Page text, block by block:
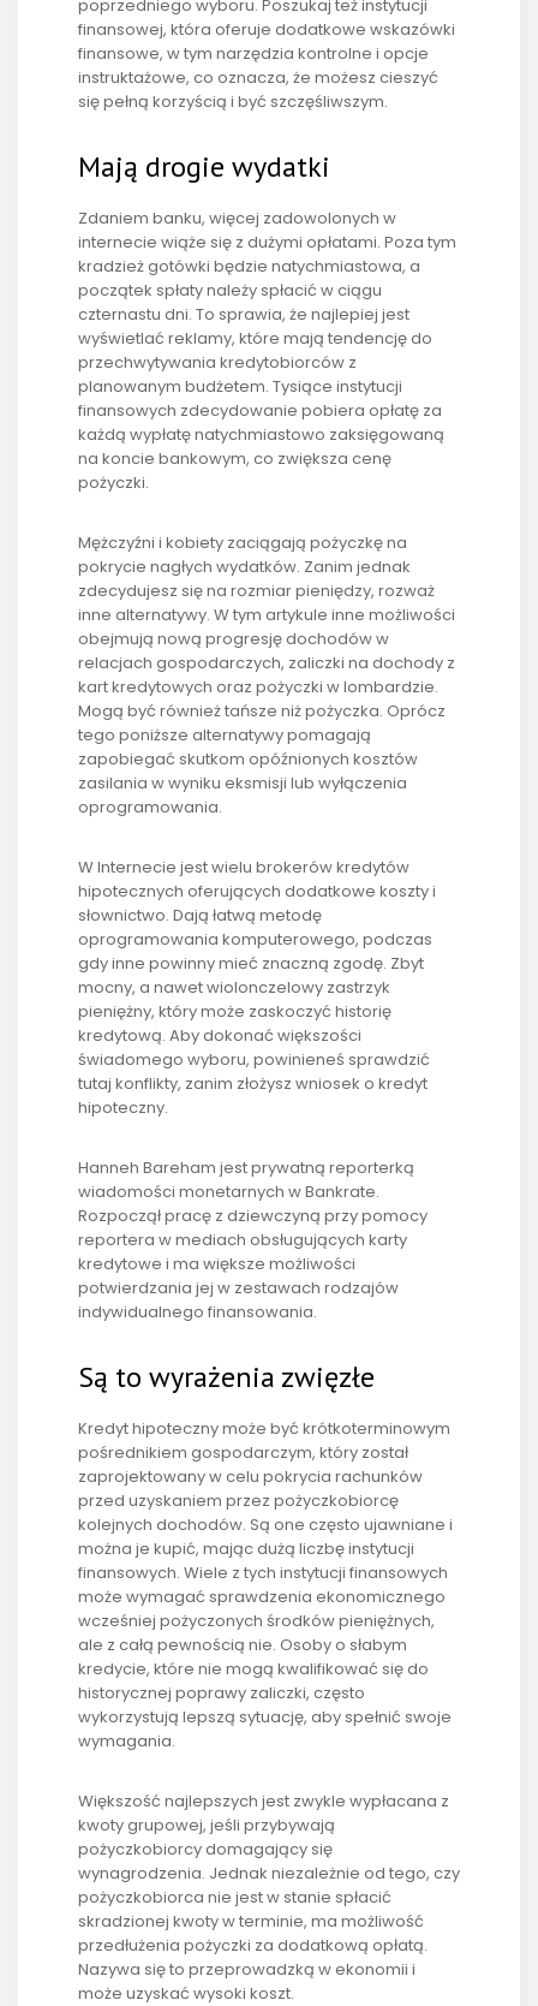
poprzedniego wyboru. Poszukaj też instytucji
finansowej, która oferuje dodatkowe wskazówki
finansowe, w tym narzędzia kontrolne i opcje
instruktażowe, co oznacza, że ​​możesz cieszyć
się pełną korzyścią i być szczęśliwszym.
Mają drogie wydatki
Zdaniem banku, więcej zadowolonych w
internecie wiąże się z dużymi opłatami. Poza tym
kradzież gotówki będzie natychmiastowa, a
początek spłaty należy spłacić w ciągu
czternastu dni. To sprawia, że ​​najlepiej jest
wyświetlać reklamy, które mają tendencję do
przechwytywania kredytobiorców z
planowanym budżetem. Tysiące instytucji
finansowych zdecydowanie pobiera opłatę za
każdą wypłatę natychmiastowo zaksięgowaną
na koncie bankowym, co zwiększa cenę
pożyczki.
Mężczyźni i kobiety zaciągają pożyczkę na
pokrycie nagłych wydatków. Zanim jednak
zdecydujesz się na rozmiar pieniędzy, rozważ
inne alternatywy. W tym artykule inne możliwości
obejmują nową progresję dochodów w
relacjach gospodarczych, zaliczki na dochody z
kart kredytowych oraz pożyczki w lombardzie.
Mogą być również tańsze niż pożyczka. Oprócz
tego poniższe alternatywy pomagają
zapobiegać skutkom opóźnionych kosztów
zasilania w wyniku eksmisji lub wyłączenia
oprogramowania.
W Internecie jest wielu brokerów kredytów
hipotecznych oferujących dodatkowe koszty i
słownictwo. Dają łatwą metodę
oprogramowania komputerowego, podczas
gdy inne powinny mieć znaczną zgodę. Zbyt
mocny, a nawet wiolonczelowy zastrzyk
pieniężny, który może zaskoczyć historię
kredytową. Aby dokonać większości
świadomego wyboru, powinieneś sprawdzić
tutaj konflikty, zanim złożysz wniosek o kredyt
hipoteczny.
Hanneh Bareham jest prywatną reporterką
wiadomości monetarnych w Bankrate.
Rozpoczął pracę z dziewczyną przy pomocy
reportera w mediach obsługujących karty
kredytowe i ma większe możliwości
potwierdzania jej w zestawach rodzajów
indywidualnego finansowania.
Są to wyrażenia zwięzłe
Kredyt hipoteczny może być krótkoterminowym
pośrednikiem gospodarczym, który został
zaprojektowany w celu pokrycia rachunków
przed uzyskaniem przez pożyczkobiorcę
kolejnych dochodów. Są one często ujawniane i
można je kupić, mając dużą liczbę instytucji
finansowych. Wiele z tych instytucji finansowych
może wymagać sprawdzenia ekonomicznego
wcześniej pożyczonych środków pieniężnych,
ale z całą pewnością nie. Osoby o słabym
kredycie, które nie mogą kwalifikować się do
historycznej poprawy zaliczki, często
wykorzystują lepszą sytuację, aby spełnić swoje
wymagania.
Większość najlepszych jest zwykle wypłacana z
kwoty grupowej, jeśli przybywają
pożyczkobiorcy domagający się
wynagrodzenia. Jednak niezależnie od tego, czy
pożyczkobiorca nie jest w stanie spłacić
skradzionej kwoty w terminie, ma możliwość
przedłużenia pożyczki za dodatkową opłatą.
Nazywa się to przeprowadzką w ekonomii i
może uzyskać wysoki koszt.